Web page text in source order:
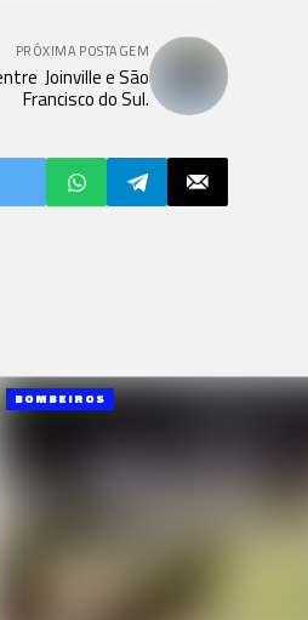
PRÓXIMA POSTAGEM
Joinville e São
Francisco do Sul.
BOMBEIROS